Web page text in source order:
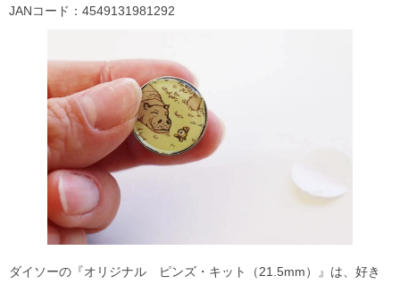
JANコード：4549131981292
ダイソーの『オリジナル ピンズ・キット（21.5mm）』は、好き